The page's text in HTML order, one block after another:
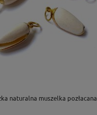
naturalna muszelka pozłacana